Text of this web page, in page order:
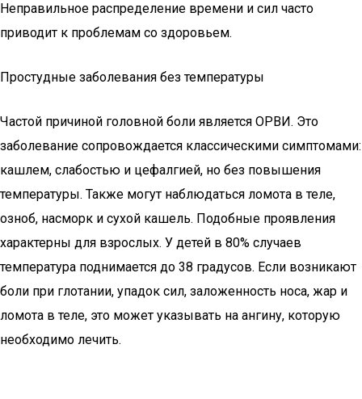
Неправильное распределение времени и сил часто
приводит к проблемам со здоровьем.
Простудные заболевания без температуры
Частой причиной головной боли является ОРВИ. Это
заболевание сопровождается классическими симптомами:
кашлем, слабостью и цефалгией, но без повышения
температуры. Также могут наблюдаться ломота в теле,
озноб, насморк и сухой кашель. Подобные проявления
характерны для взрослых. У детей в 80% случаев
температура поднимается до 38 градусов. Если возникают
боли при глотании, упадок сил, заложенность носа, жар и
ломота в теле, это может указывать на ангину, которую
необходимо лечить.